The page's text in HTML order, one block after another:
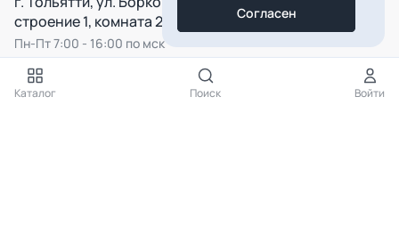
Все категории
Каталог Поиск Войти
строение 1, комната 22
Пн-Пт 7:00 - 16:00 по мск
Подпишитесь на нашу рассылку
Согласен